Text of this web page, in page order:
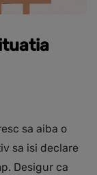
sa aiba o
sa isi declare
Desigur ca